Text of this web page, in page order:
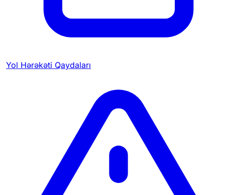
Yol Hərəkəti Qaydaları